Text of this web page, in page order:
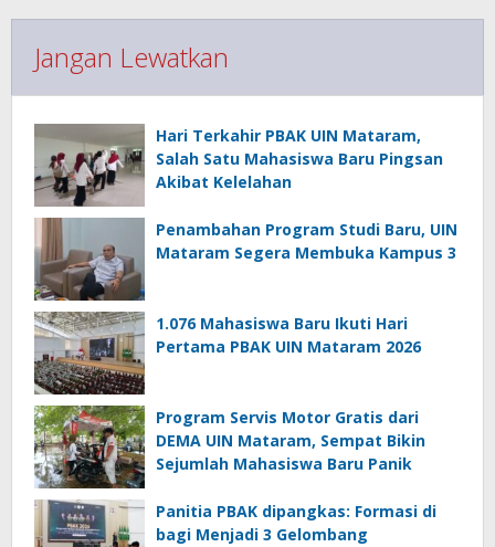
Jangan Lewatkan
Hari Terkahir PBAK UIN Mataram,
Salah Satu Mahasiswa Baru Pingsan
Akibat Kelelahan
Penambahan Program Studi Baru, UIN
Mataram Segera Membuka Kampus 3
1.076 Mahasiswa Baru Ikuti Hari
Pertama PBAK UIN Mataram 2026
Program Servis Motor Gratis dari
DEMA UIN Mataram, Sempat Bikin
Sejumlah Mahasiswa Baru Panik
Panitia PBAK dipangkas: Formasi di
bagi Menjadi 3 Gelombang